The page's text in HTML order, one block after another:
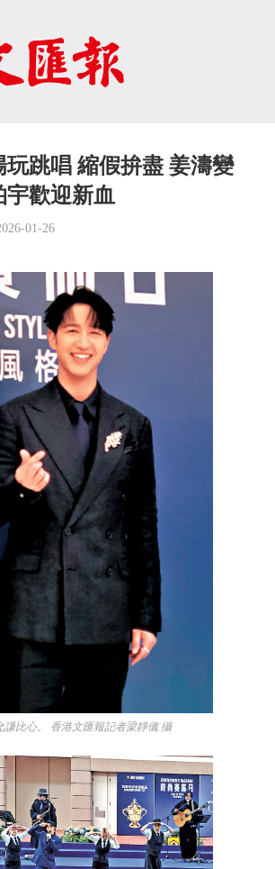
玩跳唱 縮假拚盡 姜濤變
宇歡迎新血
01-26
謙比心。 香港文匯報記者梁靜儀 攝